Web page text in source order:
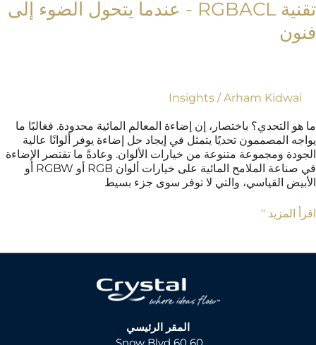
تقنية RGBACL - عندما يتحول الضوء إلى
Insights/Arham Kidwai
التحدي؟ باختصار، إن إضاءة المعالم المائية محدودة. فغالبًا ما
المصممون تحديًا يتمثل في إيجاد حل إضاءة يوفر ألوانًا عالية
ومجموعة متنوعة من خيارات الألوان. وعادةً ما تقتصر الإضاءة
في صناعة الملامح المائية على خيارات ألوان RGB أو RGBW أو
القياسي، والتي لا توفر سوى جزء بسيط
المزيد "
المقر الرئيسي